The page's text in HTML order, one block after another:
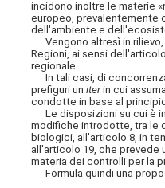
incidono inoltre le materie
europeo, prevalentemente
dell'ambiente e
Vengono altresì in rilievo,
Regioni, ai sensi
regionale.
In tali casi, di
prefiguri uniterin cui
condotte in base al
Le disposizioni su cui è
modifiche introdotte, tra le
biologici, all'articolo 8, in
all'articolo 19, che prevede
materia dei controlli per la
Formula quindi una